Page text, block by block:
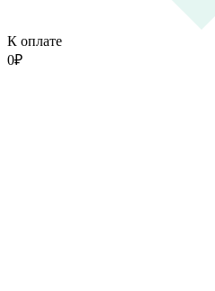
К оплате
0₽